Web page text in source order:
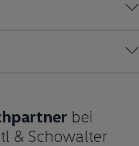
bei
& Schowalter